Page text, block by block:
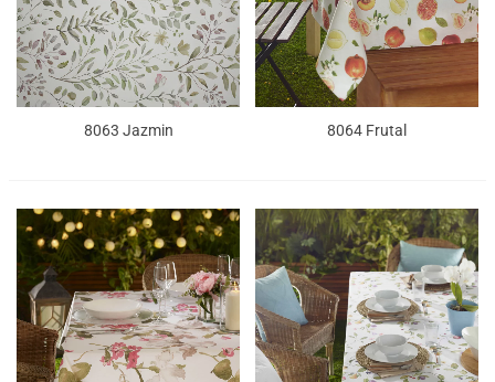
8063 Jazmin 8064 Frutal